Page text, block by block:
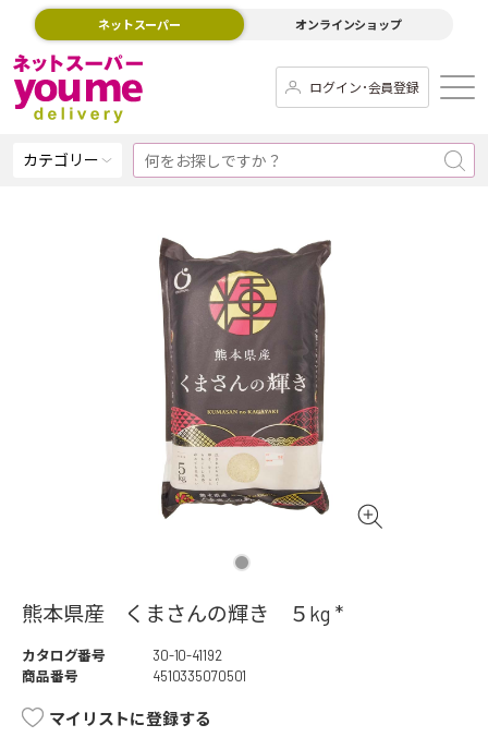
ネットスーパー オンラインショップ
ログイン･会員登録
カテゴリー
熊本県産 くまさんの輝き ５kg *
カタログ番号
30-10-41192
商品番号
4510335070501
マイリストに登録する